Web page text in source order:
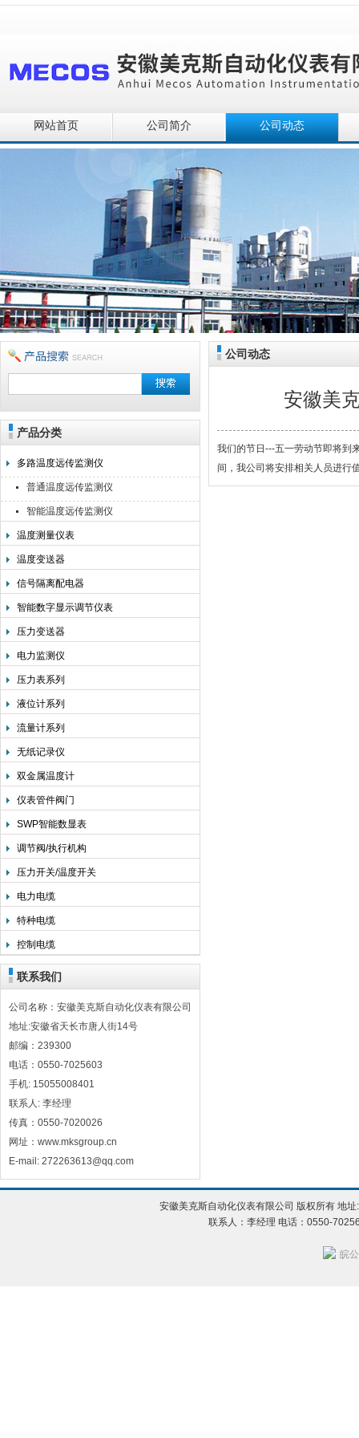
安徽美克斯自动化仪表有限公司
网站首页 公司简介 公司动态
产品分类
多路温度远传监测仪
普通温度远传监测仪
智能温度远传监测仪
温度测量仪表
温度变送器
信号隔离配电器
智能数字显示调节仪表
压力变送器
电力监测仪
压力表系列
液位计系列
流量计系列
无纸记录仪
双金属温度计
仪表管件阀门
SWP智能数显表
调节阀/执行机构
压力开关/温度开关
电力电缆
特种电缆
控制电缆
联系我们
公司名称：安徽美克斯自动化仪表有限公司
地址:安徽省天长市唐人街14号
邮编：239300
电话：0550-7025603
手机: 15055008401
联系人: 李经理
传真：0550-7020026
网址：www.mksgroup.cn
E-mail: 272263613@qq.com
公司动态
安徽美
我们的节日---五一劳动节即将到
间，我公司将安排相关人员进行
安徽美克斯自动化仪表有限公司 版权所有 地
联系人：李经理 电话：0550-
皖